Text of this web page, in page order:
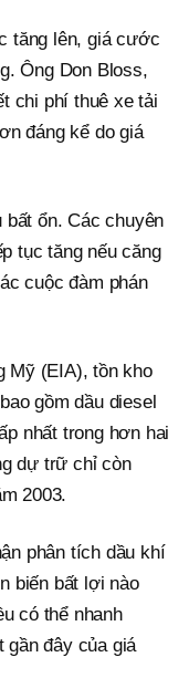
tăng lên, giá cước
Ông Don Bloss,
chi phí thuê xe tải
đáng kể do giá
ổn. Các chuyên
tục tăng nếu căng
cuộc đàm phán
Mỹ (EIA), tồn kho
gồm dầu diesel
nhất trong hơn hai
dự trữ chỉ còn
2003.
phân tích dầu khí
biến bất lợi nào
có thể nhanh
gần đây của giá